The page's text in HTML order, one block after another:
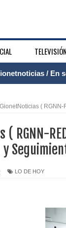
TELEVISIÓN
/ El
/
presidencial
(
( RGNN-
LO DE HOY